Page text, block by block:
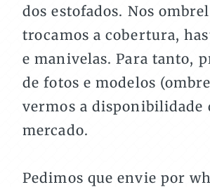
dos estofados. Nos
trocamos a cobertura,
e manivelas. Para tanto,
de fotos e modelos
vermos a disponibilidade
mercado.
Pedimos que envie por